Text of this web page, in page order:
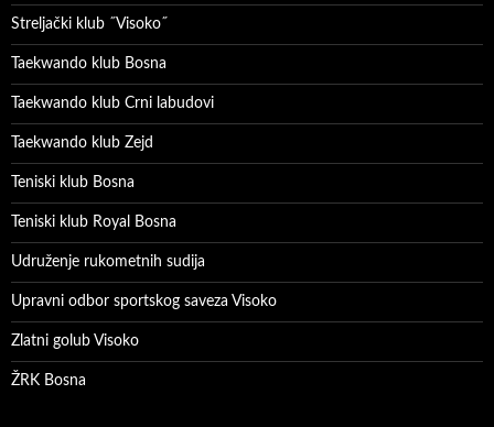
Streljački klub ˝Visoko˝
Taekwando klub Bosna
Taekwando klub Crni labudovi
Taekwando klub Zejd
Teniski klub Bosna
Teniski klub Royal Bosna
Udruženje rukometnih sudija
Upravni odbor sportskog saveza Visoko
Zlatni golub Visoko
ŽRK Bosna